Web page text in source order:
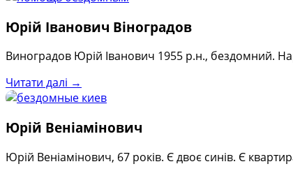
Юрій Іванович Віноградов
Виноградов Юрій Іванович 1955 р.н., бездомний.
Читати далі →
Юрій Веніамінович
Юрій Веніамінович, 67 років. Є двоє синів. Є